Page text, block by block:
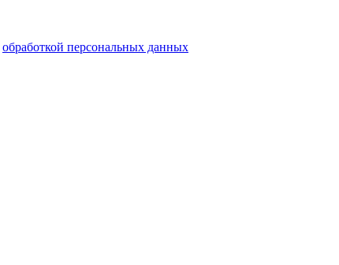
обработкой персональных данных